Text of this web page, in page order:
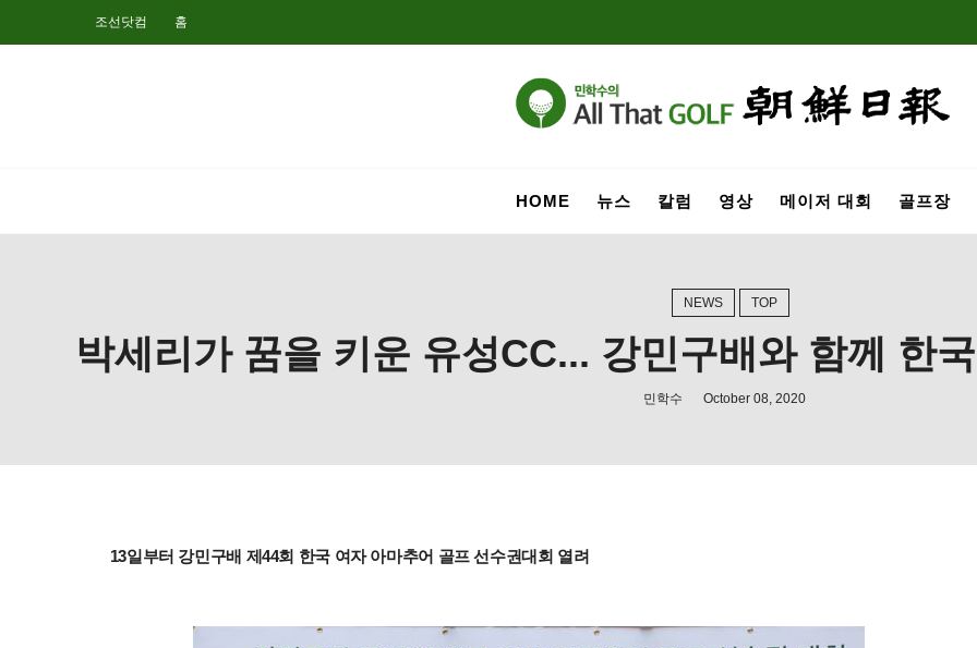
조선닷컴 홈
HOME 뉴스 칼럼 영상 메이저 대회 골프장
NEWS TOP
박세리가 꿈을 키운 유성CC... 강민구배와 함께 한
민학수 October 08, 2020
13일부터 강민구배 제44회 한국 여자 아마추어 골프 선수권대회 열려